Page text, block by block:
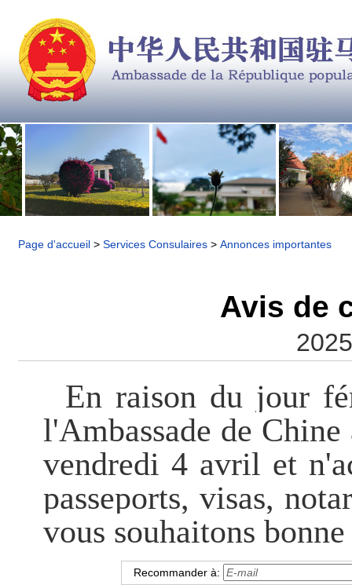
Page d'accueil > Services Consulaires > Annonces importantes
Avis de
En raison du jour
l'Ambassade de
vendredi 4 avril et
passeports, visas,
vous souhaitons
Recommander à: